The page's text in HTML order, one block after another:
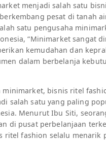
menjadi salah satu
pesat di tanah
satu pengusaha
“Minimarket sangat
kemudahan dan
dalam berbelanja
minimarket, bisnis ritel
salah satu yang paling
Menurut Ibu Siti,
di pusat perbelanjaan
ritel fashion selalu menarik